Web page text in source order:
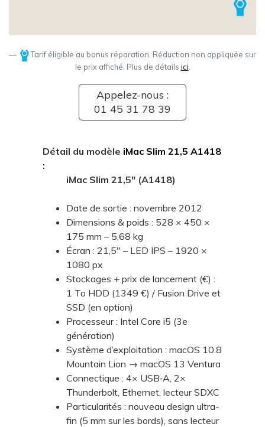
Tarif éligible au bonus réparation. Réduction non appliquée sur
le prix affiché. Plus de détails ici
Appelez-nous :
01 45 31 78 39
Détail du modèle iMac Slim 21,5 A1418
:
iMac Slim 21,5" (A1418)
Date de sortie : novembre 2012
Dimensions & poids : 528 × 450 ×
175 mm – 5,68 kg
Écran : 21,5" – LED IPS – 1920 ×
1080 px
Stockages + prix de lancement (€) :
1 To HDD (1349 €) / Fusion Drive et
SSD (en option)
Processeur : Intel Core i5 (3e
génération)
Système d’exploitation : macOS 10.8
Mountain Lion → macOS 13 Ventura
Connectique : 4× USB‑A, 2×
Thunderbolt, Ethernet, lecteur SDXC
Particularités : nouveau design ultra-
fin (5 mm sur les bords), sans lecteur